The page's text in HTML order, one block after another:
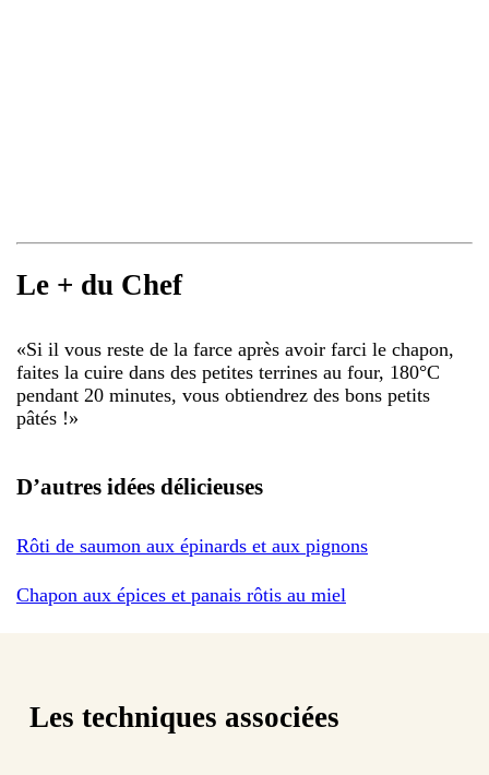
Le + du Chef
«Si il vous reste de la farce après avoir farci le chapon,
faites la cuire dans des petites terrines au four, 180°C
pendant 20 minutes, vous obtiendrez des bons petits
pâtés !»
D’autres idées délicieuses
Rôti de saumon aux épinards et aux pignons
Chapon aux épices et panais rôtis au miel
Les techniques associées